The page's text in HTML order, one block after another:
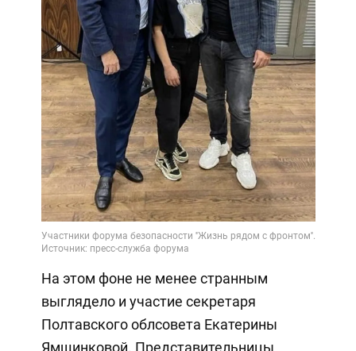
На этом фоне не менее странным
выглядело и участие секретаря
Полтавского облсовета Екатерины
Ямщинковой. Представительницы